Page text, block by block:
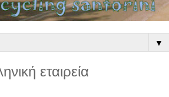
▼
εταιρεία